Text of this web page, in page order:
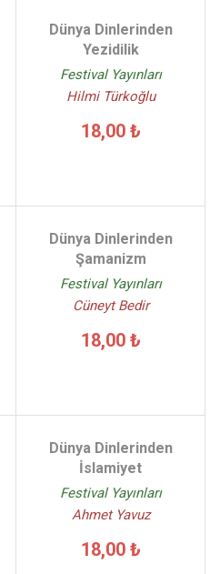
Dünya Dinlerinden
Yezidilik
Festival Yayınları
Hilmi Türkoğlu
18,00 ₺
Dünya Dinlerinden
Şamanizm
Festival Yayınları
Cüneyt Bedir
18,00 ₺
Dünya Dinlerinden
İslamiyet
Festival Yayınları
Ahmet Yavuz
18,00 ₺